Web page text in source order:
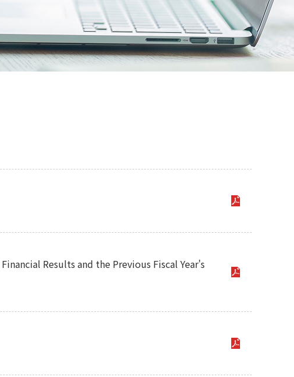
Results and the Previous Fiscal Year's